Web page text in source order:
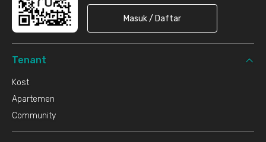
Masuk / Daftar
Tenant
Kost
Apartemen
Community